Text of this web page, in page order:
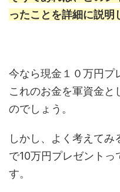
ったことを詳細に説明
今なら現金１０万円プ
これのお金を軍資金と
のでしょう。
しかし、よく考えて
で10万円プレゼント
す。